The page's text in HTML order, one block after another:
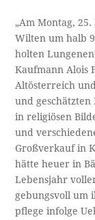
„Am Montag,
Wilten um halb
holten
Kaufmann Alois
Altösterreich
und
in religiösen
und
Großverkauf in
hätte heuer in
Lebensjahr
gebungsvoll um
pflege infolge